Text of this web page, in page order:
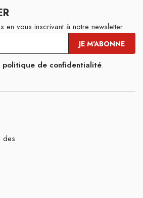
en vous inscrivant à notre newsletter
politique de confidentialité.
des